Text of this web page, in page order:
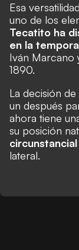
Esa
uno de los
Tecatito ha
en la
Iván Marcano
1890.
La decisión
un después
ahora tiene
su posición
circunstancial
lateral.